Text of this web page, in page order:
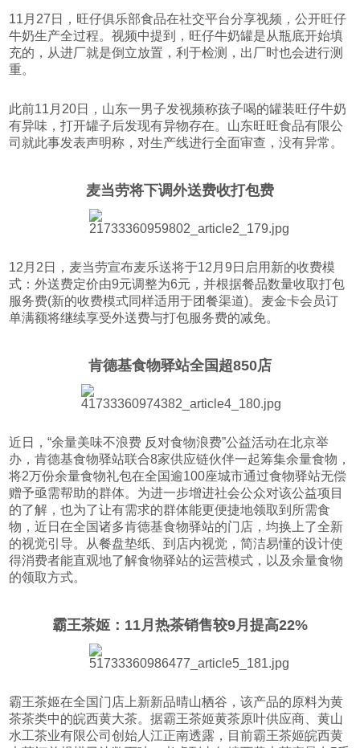
11月27日，旺仔俱乐部食品在社交平台分享视频，公开旺仔
牛奶生产全过程。视频中提到，旺仔牛奶罐是从瓶底开始填
充的，从进厂就是倒立放置，利于检测，出厂时也会进行测
重。
此前11月20日，山东一男子发视频称孩子喝的罐装旺仔牛奶
有异味，打开罐子后发现有异物存在。山东旺旺食品有限公
司就此事发表声明称，对生产线进行全面审查，没有异常。
麦当劳将下调外送费收打包费
12月2日，麦当劳宣布麦乐送将于12月9日启用新的收费模
式：外送费定价由9元调整为6元，并根据餐品数量收取打包
服务费(新的收费模式同样适用于团餐渠道)。麦金卡会员订
单满额将继续享受外送费与打包服务费的减免。
肯德基食物驿站全国超850店
近日，“余量美味不浪费 反对食物浪费”公益活动在北京举
办，肯德基食物驿站联合8家供应链伙伴一起筹集余量食物，
将2万份余量食物礼包在全国逾100座城市通过食物驿站无偿
赠予亟需帮助的群体。为进一步增进社会公众对该公益项目
的了解，也为了让有需求的群体能更便捷地领取到所需食
物，近日在全国诸多肯德基食物驿站的门店，均换上了全新
的视觉引导。从餐盘垫纸、到店内视觉，简洁易懂的设计使
得消费者能直观地了解食物驿站的运营模式，以及余量食物
的领取方式。
霸王茶姬：11月热茶销售较9月提高22%
霸王茶姬在全国门店上新新品晴山栖谷，该产品的原料为黄
茶茶类中的皖西黄大茶。据霸王茶姬黄茶原叶供应商、黄山
水工茶业有限公司创始人江正南透露，目前霸王茶姬皖西黄